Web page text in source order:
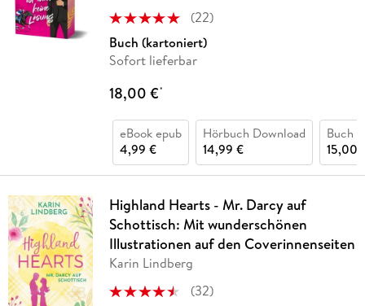
(22)
Buch (kartoniert)
Sofort lieferbar
18,00 €*
eBook epub
4,99 €
Hörbuch Download
14,99 €
Buch
15,00
Highland Hearts - Mr. Darcy auf
Schottisch: Mit wunderschönen
Illustrationen auf den Coverinnenseiten
Karin Lindberg
(32)